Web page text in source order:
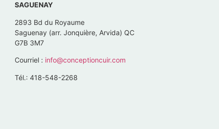
SAGUENAY
2893 Bd du Royaume
Saguenay (arr. Jonquière, Arvida) QC
G7B 3M7
Courriel : info@conceptioncuir.com
Tél.: 418-548-2268